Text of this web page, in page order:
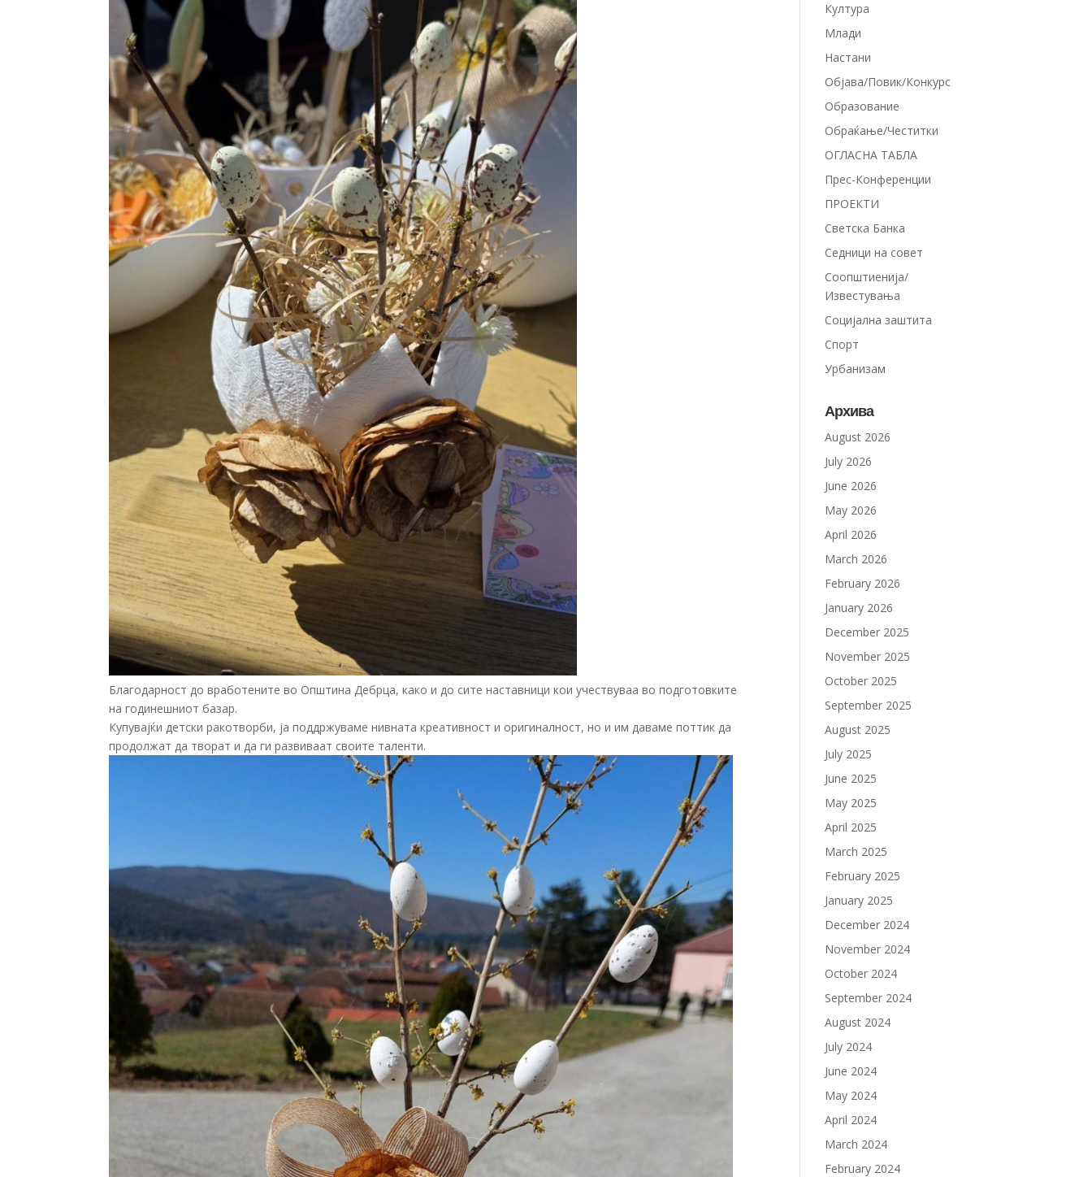
Благодарност до вработените во Општина Дебрца, како и до сите наставници кои учествуваа во подготовките
на годинешниот базар.
Купувајќи детски ракотворби, ја поддржуваме нивната креативност и оригиналност, но и им даваме поттик да
продолжат да творат и да ги развиваат своите таленти.
Култура
Млади
Настани
Објава/Повик/Конкурс
Образование
Обраќање/Честитки
ОГЛАСНА ТАБЛА
Прес-Конференции
ПРОЕКТИ
Светска Банка
Седници на совет
Соопштиенија/
Известувања
Социјална заштита
Спорт
Урбанизам
Архива
August 2026
July 2026
June 2026
May 2026
April 2026
March 2026
February 2026
January 2026
December 2025
November 2025
October 2025
September 2025
August 2025
July 2025
June 2025
May 2025
April 2025
March 2025
February 2025
January 2025
December 2024
November 2024
October 2024
September 2024
August 2024
July 2024
June 2024
May 2024
April 2024
March 2024
February 2024